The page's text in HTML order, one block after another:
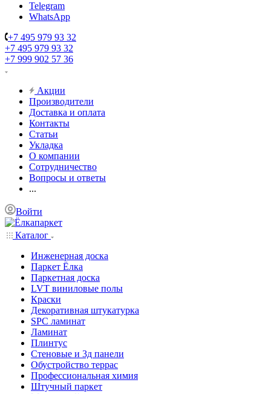
Telegram
WhatsApp
+7 495 979 93 32
+7 495 979 93 32
+7 999 902 57 36
Акции
Производители
Доставка и оплата
Контакты
Статьи
Укладка
О компании
Сотрудничество
Вопросы и ответы
...
Войти
Каталог
Инженерная доска
Паркет Ёлка
Паркетная доска
LVT виниловые полы
Краски
Декоративная штукатурка
SPC ламинат
Ламинат
Плинтус
Стеновые и 3д панели
Обустройство террас
Профессиональная химия
Штучный паркет